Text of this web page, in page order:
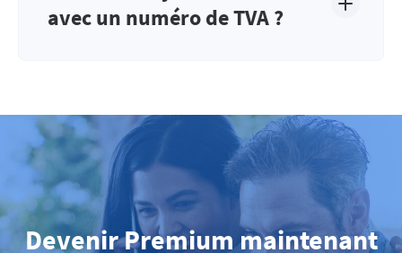
avec un numéro de TVA ?
Devenir Premium maintenant